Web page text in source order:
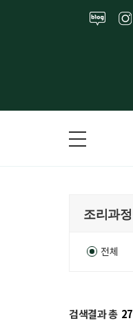
전체
검색결과 총 27